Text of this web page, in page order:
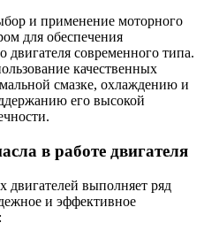
и применение моторного
для обеспечения
двигателя современного типа.
качественных
смазке, охлаждению и
его высокой
в работе двигателя
двигателей выполняет ряд
и эффективное